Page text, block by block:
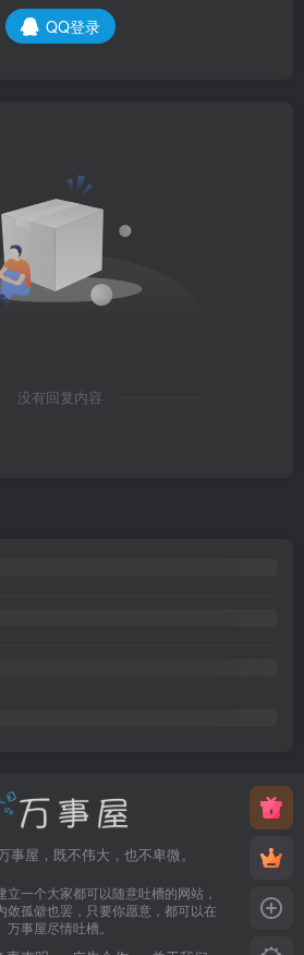
QQ登录
没有回复内容
事屋，既不伟大，也不卑微。
立一个大家都可以随意吐槽的网站，
敛孤僻也罢，只要你愿意，都可以在
万事屋尽情吐槽。